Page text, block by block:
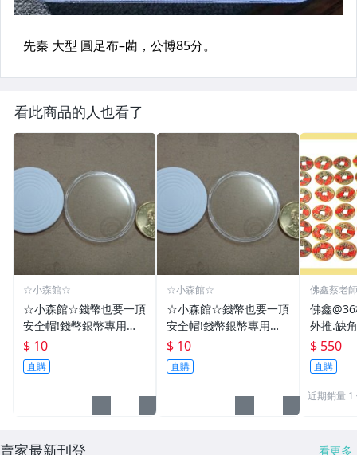
看此商品的人也看了
☆小森館☆
☆小森館☆錢幣也要一頂
安全帽!錢幣銀幣專用透
明壓克力盒收納保護盒.1
枚10元~55
$ 10
直購
☆小森館☆
☆小森館☆錢幣也要一頂
安全帽!錢幣銀幣專用透
明壓克力盒收納保護盒.1
枚10元~11
$ 10
直購
佛鑫蔡老
佛鑫
外推.缺
雙碩士
加持/附
$ 550
直購
近期銷量 1
賣家最新刊登 看更多